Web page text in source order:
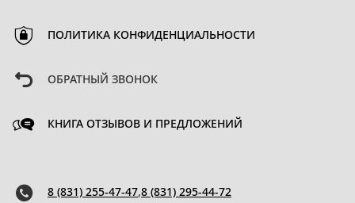
ПОЛИТИКА КОНФИДЕНЦИАЛЬНОСТИ
ОБРАТНЫЙ ЗВОНОК
КНИГА ОТЗЫВОВ И ПРЕДЛОЖЕНИЙ
8 (831) 255-47-47,8 (831) 295-44-72